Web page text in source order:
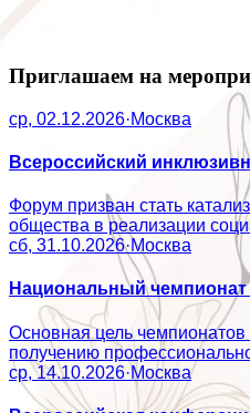
Приглашаем на
ср, 02.12.2026·Москва
Всероссийский
Форум призван стать
общества в реализации
сб, 31.10.2026·Москва
Национальный
Основная цель
получению
ср, 14.10.2026·Москва